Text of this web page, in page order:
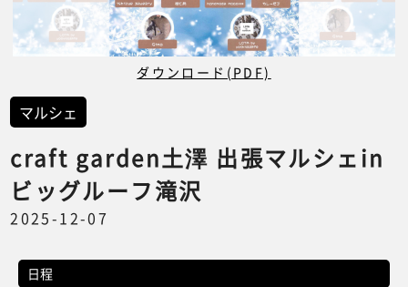
ダウンロード(PDF)
マルシェ
craft garden土澤 出張マルシェin
ビッグルーフ滝沢
2025-12-07
日程